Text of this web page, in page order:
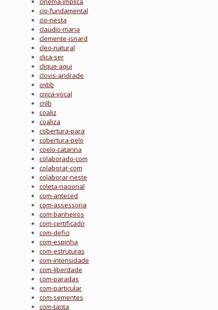
cio-fundamental
cio-nesta
claudio-maria
clemente-isnard
cleo-natural
clica-ser
clique-aqui
clovis-andrade
cnbb
cnica-vocal
cnlb
coaliz
coaliza
cobertura-para
cobertura-pelo
coelo-catarina
colaborado-com
colaborar-com
colaborar-neste
coleta-nacional
com-anteced
com-assessoria
com-banheiros
com-certificado
com-defici
com-espinha
com-estruturas
com-intensidade
com-liberdade
com-paradas
com-particular
com-sementes
com-tanta